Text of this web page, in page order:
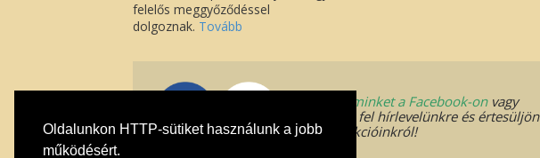
Oldalunkon HTTP-sütiket használunk a jobb
működésért.
felelős meggyőződéssel
dolgoznak. Tovább
Kövessen minket a Facebook-onvagy
iratkozzon fel hírlevelünkre és értesüljön
elsőként akcióinkról!